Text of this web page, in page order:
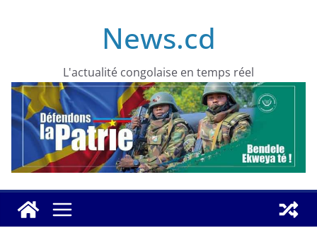
News.cd
L'actualité congolaise en temps réel